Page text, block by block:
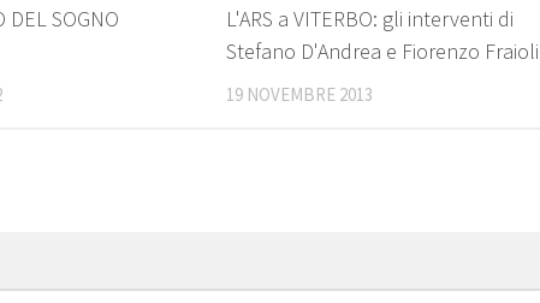
DEL SOGNO
L'ARS a VITERBO: gli interventi di
Stefano D'Andrea e Fiorenzo Fraioli
19 NOVEMBRE 2013